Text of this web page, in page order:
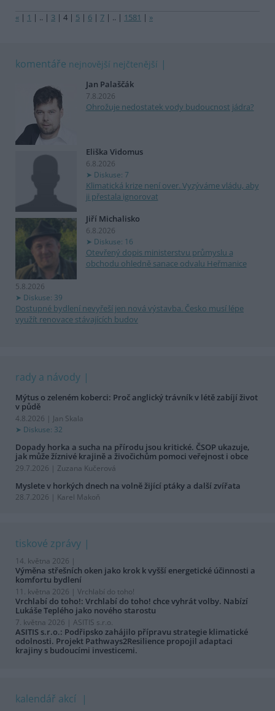
« | 1 | .. | 3 | 4 | 5 | 6 | 7 | .. | 1581 | »
komentáře nejnovější nejčtenější
Jan Palaščák
7.8.2026
Ohrožuje nedostatek vody budoucnost jádra?
Eliška Vidomus
6.8.2026
Diskuse: 7
Klimatická krize není over. Vyzýváme vládu, aby
ji přestala ignorovat
Jiří Michalisko
6.8.2026
Diskuse: 16
Otevřený dopis ministerstvu průmyslu a
obchodu ohledně sanace odvalu Heřmanice
5.8.2026
Diskuse: 39
Dostupné bydlení nevyřeší jen nová výstavba. Česko musí lépe
využít renovace stávajících budov
rady a návody
Mýtus o zeleném koberci: Proč anglický trávník v létě zabíjí život
v půdě
4.8.2026 | Jan Skala
Diskuse: 32
Dopady horka a sucha na přírodu jsou kritické. ČSOP ukazuje,
jak může žíznivé krajině a živočichům pomoci veřejnost i obce
29.7.2026 | Zuzana Kučerová
Myslete v horkých dnech na volně žijící ptáky a další zvířata
28.7.2026 | Karel Makoň
tiskové zprávy
14. května 2026 |
Výměna střešních oken jako krok k vyšší energetické účinnosti a
komfortu bydlení
11. května 2026 | Vrchlabí do toho!
Vrchlabí do toho!: Vrchlabí do toho! chce vyhrát volby. Nabízí
Lukáše Teplého jako nového starostu
7. května 2026 | ASITIS s.r.o.
ASITIS s.r.o.: Podřipsko zahájilo přípravu strategie klimatické
odolnosti. Projekt Pathways2Resilience propojil adaptaci
krajiny s budoucími investicemi.
kalendář akcí